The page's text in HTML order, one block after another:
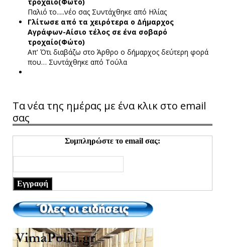
Παλιό το.....νέο σας Συντάχθηκε από Ηλίας
Γλίτωσε από τα χειρότερα ο Δήμαρχος
Αγράφων-Αίσιο τέλος σε ένα σοβαρό
τροχαίο(Φώτο)
Απ' Ότι διαβάζω στο Άρθρο ο δήμαρχος δεύτερη φορά
που… Συντάχθηκε από Τούλα
Τα νέα της ημέρας με ένα κλικ στο email
σας
Συμπληρώστε το email σας:
Εγγραφή